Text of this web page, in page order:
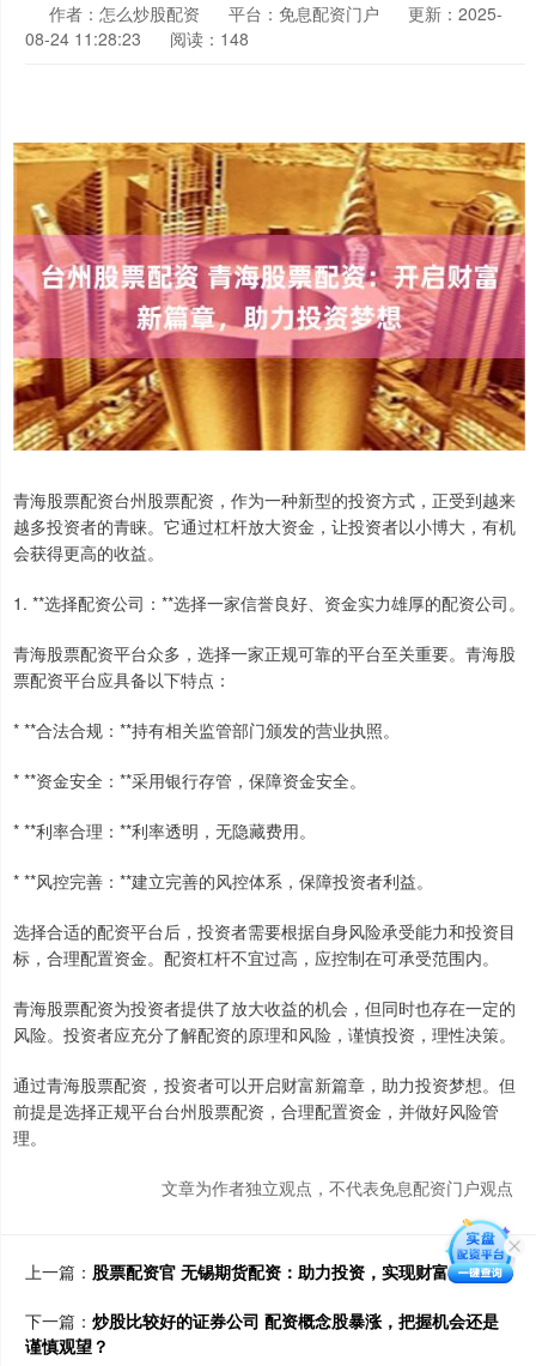
作者：怎么炒股配资 平台：免息配资门户
更新：2025-
08-24 11:28:23
阅读：148
青海股票配资台州股票配资，作为一种新型的投资方式，正受到越来
越多投资者的青睐。它通过杠杆放大资金，让投资者以小博大，有机
会获得更高的收益。
1. **选择配资公司：**选择一家信誉良好、资金实力雄厚的配资公司。
青海股票配资平台众多，选择一家正规可靠的平台至关重要。青海股
票配资平台应具备以下特点：
* **合法合规：**持有相关监管部门颁发的营业执照。
* **资金安全：**采用银行存管，保障资金安全。
* **利率合理：**利率透明，无隐藏费用。
* **风控完善：**建立完善的风控体系，保障投资者利益。
选择合适的配资平台后，投资者需要根据自身风险承受能力和投资目
标，合理配置资金。配资杠杆不宜过高，应控制在可承受范围内。
青海股票配资为投资者提供了放大收益的机会，但同时也存在一定的
风险。投资者应充分了解配资的原理和风险，谨慎投资，理性决策。
通过青海股票配资，投资者可以开启财富新篇章，助力投资梦想。但
前提是选择正规平台台州股票配资，合理配置资金，并做好风险管
理。
文章为作者独立观点，不代表免息配资门户观点
上一篇： 股票配资官 无锡期货配资：助力投资，实现财富梦想
下一篇： 炒股比较好的证券公司 配资概念股暴涨，把握机会还是
谨慎观望？